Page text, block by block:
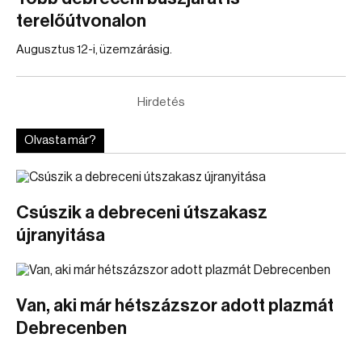
terelőútvonalon
Augusztus 12-i, üzemzárásig.
Hirdetés
Olvasta már?
Csúszik a debreceni útszakasz
újranyitása
Van, aki már hétszázszor adott plazmát
Debrecenben